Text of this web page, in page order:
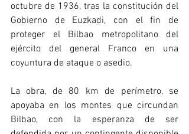
octubre de 1936, tras la constitución del
Gobierno de Euzkadi, con el fin de
proteger el Bilbao metropolitano del
ejército del general Franco en una
coyuntura de ataque o asedio.
La obra, de 80 km de perímetro, se
apoyaba en los montes que circundan
Bilbao, con la esperanza de ser